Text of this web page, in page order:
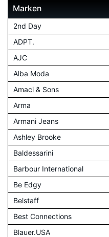
Marken
2nd Day
ADPT.
AJC
Alba Moda
Amaci & Sons
Arma
Armani Jeans
Ashley Brooke
Baldessarini
Barbour International
Be Edgy
Belstaff
Best Connections
Blauer.USA